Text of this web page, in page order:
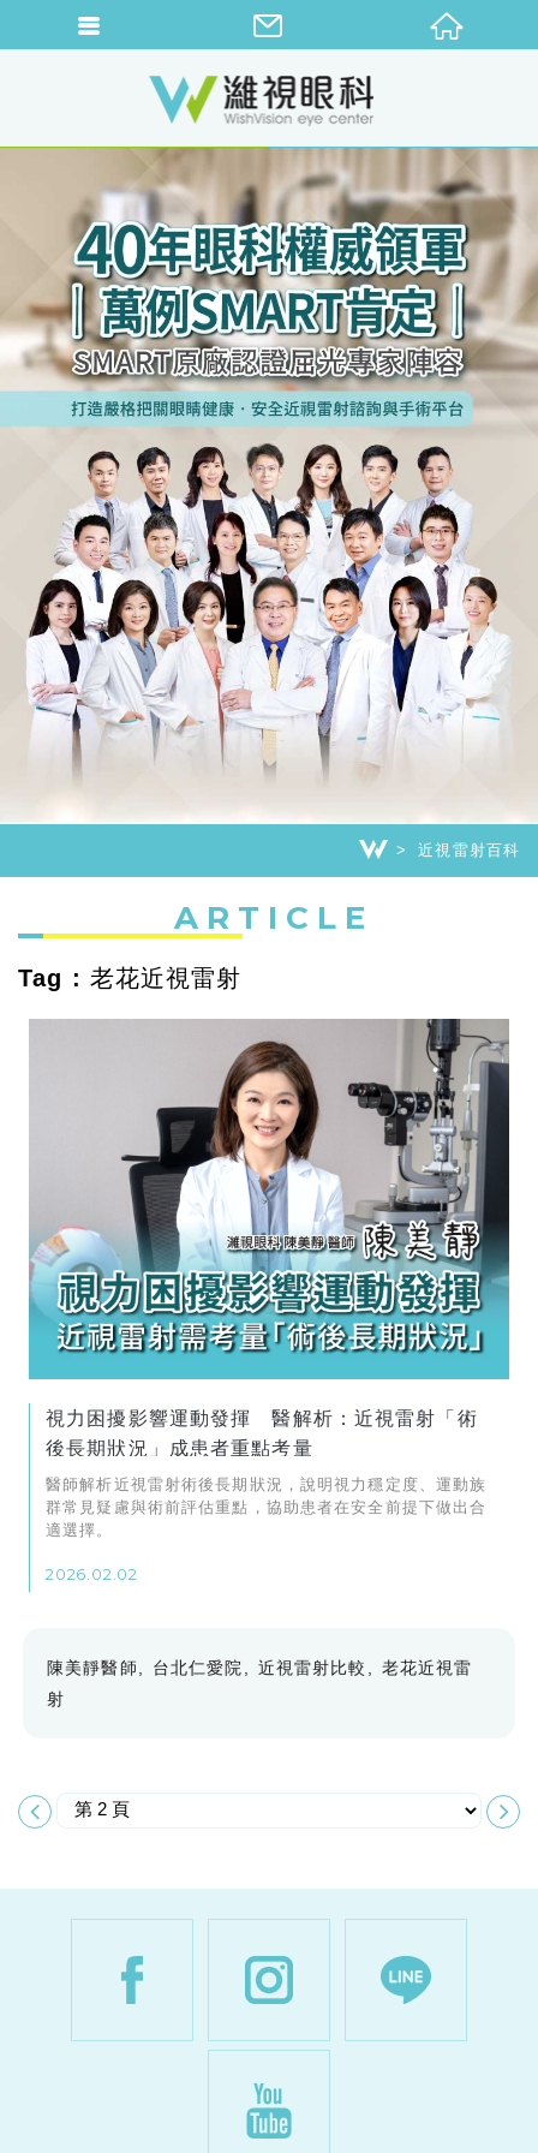
近視雷射百科
ARTICLE
Tag : 老花近視雷射
視力困擾影響運動發揮 醫解析：近視雷射「術
後長期狀況」成患者重點考量
醫師解析近視雷射術後長期狀況，說明視力穩定度、運動族
群常見疑慮與術前評估重點，協助患者在安全前提下做出合
適選擇。
2026.02.02
陳美靜醫師 台北仁愛院 近視雷射比較
老花近視雷
射